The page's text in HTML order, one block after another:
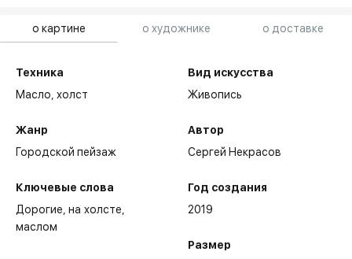
о картине о художнике о доставке
Техника
Масло,холст
Жанр
Городской пейзаж
Ключевые слова
Дорогие на холсте
маслом
Вид искусства
Живопись
Автор
Сергей Некрасов
Год создания
2019
Размер